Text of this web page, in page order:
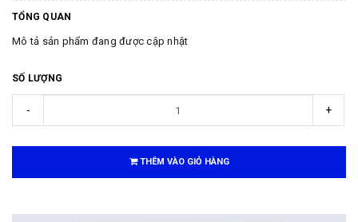
TỔNG QUAN
Mô tả sản phẩm đang được cập nhật
SỐ LƯỢNG
- +
THÊM VÀO GIỎ HÀNG